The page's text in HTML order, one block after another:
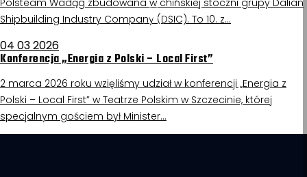
Polsteam Wadąg zbudowana w chińskiej stoczni grupy Dalian
Shipbuilding Industry Company (DSIC). To 10. z…
04 03 2026
Konferencja „Energia z Polski – Local First”
2 marca 2026 roku wzięliśmy udział w konferencji „Energia z
Polski – Local First” w Teatrze Polskim w Szczecinie, której
specjalnym gościem był Minister…